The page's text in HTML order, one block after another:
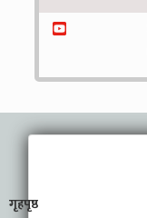
गृहपृष्ठ